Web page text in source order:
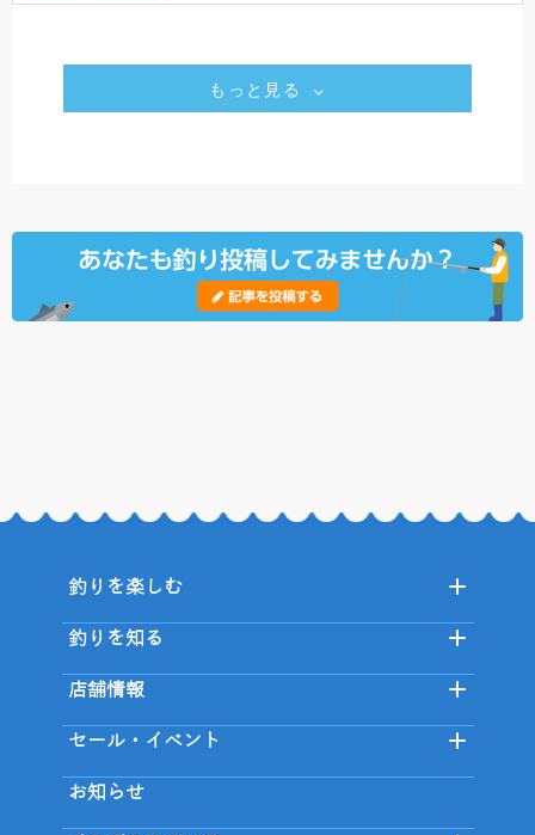
もっと見る
釣りを楽しむ
釣りを知る
店舗情報
セール・イベント
お知らせ